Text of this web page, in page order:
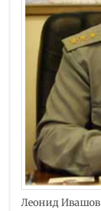
Леонид Ивашов